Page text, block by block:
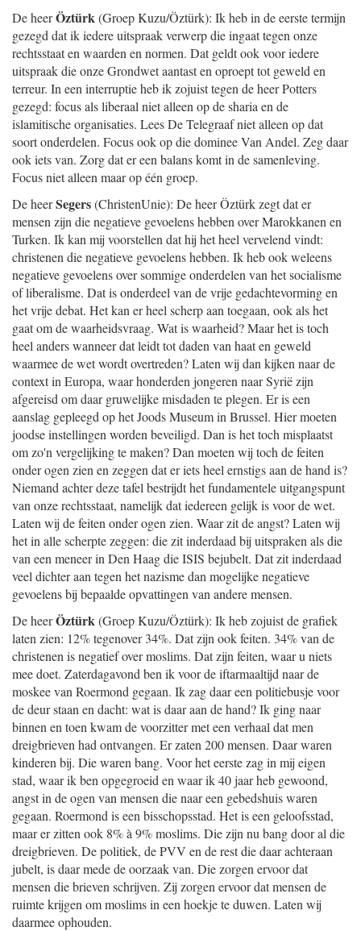
De heerÖztürk(Groep Kuzu/Öztürk): Ik heb in de eerste termijn
gezegd dat ik iedere uitspraak verwerp die ingaat tegen onze
rechtsstaat en waarden en normen. Dat geldt ook voor iedere
uitspraak die onze Grondwet aantast en oproept tot geweld en
terreur. In een interruptie heb ik zojuist tegen de heer Potters
gezegd: focus als liberaal niet alleen op de sharia en de
islamitische organisaties. Lees De Telegraaf niet alleen op dat
soort onderdelen. Focus ook op die dominee Van Andel. Zeg daar
ook iets van. Zorg dat er een balans komt in de samenleving.
Focus niet alleen maar op één groep.
De heerSegers(ChristenUnie): De heer Öztürk zegt dat er
mensen zijn die negatieve gevoelens hebben over Marokkanen en
Turken. Ik kan mij voorstellen dat hij het heel vervelend vindt:
christenen die negatieve gevoelens hebben. Ik heb ook weleens
negatieve gevoelens over sommige onderdelen van het socialisme
of liberalisme. Dat is onderdeel van de vrije gedachtevorming en
het vrije debat. Het kan er heel scherp aan toegaan, ook als het
gaat om de waarheidsvraag. Wat is waarheid? Maar het is toch
heel anders wanneer dat leidt tot daden van haat en geweld
waarmee de wet wordt overtreden? Laten wij dan kijken naar de
context in Europa, waar honderden jongeren naar Syrië zijn
afgereisd om daar gruwelijke misdaden te plegen. Er is een
aanslag gepleegd op het Joods Museum in Brussel. Hier moeten
joodse instellingen worden beveiligd. Dan is het toch misplaatst
om zo'n vergelijking te maken? Dan moeten wij toch de feiten
onder ogen zien en zeggen dat er iets heel ernstigs aan de hand is?
Niemand achter deze tafel bestrijdt het fundamentele uitgangspunt
van onze rechtsstaat, namelijk dat iedereen gelijk is voor de wet.
Laten wij de feiten onder ogen zien. Waar zit de angst? Laten wij
het in alle scherpte zeggen: die zit inderdaad bij uitspraken als die
van een meneer in Den Haag die ISIS bejubelt. Dat zit inderdaad
veel dichter aan tegen het nazisme dan mogelijke negatieve
gevoelens bij bepaalde opvattingen van andere mensen.
De heerÖztürk(Groep Kuzu/Öztürk): Ik heb zojuist de grafiek
laten zien: 12% tegenover 34%. Dat zijn ook feiten. 34% van de
christenen is negatief over moslims. Dat zijn feiten, waar u niets
mee doet. Zaterdagavond ben ik voor de iftarmaaltijd naar de
moskee van Roermond gegaan. Ik zag daar een politiebusje voor
de deur staan en dacht: wat is daar aan de hand? Ik ging naar
binnen en toen kwam de voorzitter met een verhaal dat men
dreigbrieven had ontvangen. Er zaten 200 mensen. Daar waren
kinderen bij. Die waren bang. Voor het eerste zag in mij eigen
stad, waar ik ben opgegroeid en waar ik 40 jaar heb gewoond,
angst in de ogen van mensen die naar een gebedshuis waren
gegaan. Roermond is een bisschopsstad. Het is een geloofsstad,
maar er zitten ook 8% à 9% moslims. Die zijn nu bang door al die
dreigbrieven. De politiek, de PVV en de rest die daar achteraan
jubelt, is daar mede de oorzaak van. Die zorgen ervoor dat
mensen die brieven schrijven. Zij zorgen ervoor dat mensen de
ruimte krijgen om moslims in een hoekje te duwen. Laten wij
daarmee ophouden.